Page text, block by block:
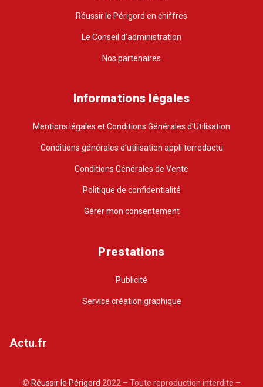
Réussir le Périgord en chiffres
Le Conseil d’administration
Nos partenaires
Informations légales
Mentions légales et Conditions Générales d’Utilisation
Conditions générales d’utilisation appli terredactu
Conditions Générales de Vente
Politique de confidentialité
Gérer mon consentement
Prestations
Publicité
Service création graphique
Actu.fr
© Réussir le Périgord 2022 – Toute reproduction interdite –